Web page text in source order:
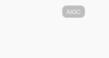
AIGC